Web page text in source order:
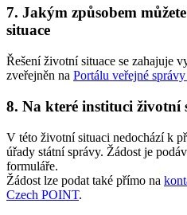
7. Jakým způsobem
situace
Řešení životní situace se zahajuje
zveřejněn na Portálu veřejné
8. Na které instituci životní
V této životní situaci nedochází k
úřady státní správy. Žádost je
formuláře.
Žádost lze podat také přímo na
Czech POINT.